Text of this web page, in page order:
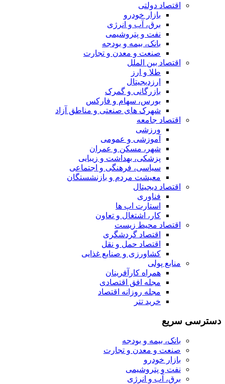
اقتصاد دولتی
بازار خودرو
برق، آب و انرژی
نفت و پتروشیمی
بانک، بیمه و بودجه
صنعت و معدن و تجارت
اقتصاد بین الملل
طلا و ارز
ارزدیجیتال
بازرگانی و گمرک
بورس، سهام و فارکس
شهرک های صنعتی و مناطق آزاد
اقتصاد جامعه
ورزشی
آموزشی و عمومی
شهر، مسکن و عمران
پزشکی، بهداشت و زیبایی
سیاسی، فرهنگی و اجتماعی
معیشت مردم و بازنشستگان
اقتصاد دیجیتال
فناوری
استارت اپ ها
کار، اشتغال و تعاون
اقتصاد محیط زیست
اقتصاد گردشگری
اقتصاد حمل و نقل
کشاورزی و صنایع غذایی
منابع پولی
همراه کارآفرینان
مجله افق اقتصادی
مجله روزانه اقتصاد
خرید تتر
دسترسی سریع
بانک، بیمه و بودجه
صنعت و معدن و تجارت
بازار خودرو
نفت و پتروشیمی
برق، آب و انرژی